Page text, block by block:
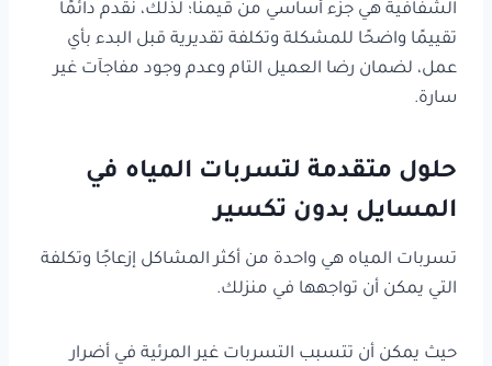
الشفافية هي جزء أساسي من قيمنا؛ لذلك، نقدم دائمًا
تقييمًا واضحًا للمشكلة وتكلفة تقديرية قبل البدء بأي
عمل، لضمان رضا العميل التام وعدم وجود مفاجآت غير
سارة.
حلول متقدمة لتسربات المياه في
المسايل بدون تكسير
تسربات المياه هي واحدة من أكثر المشاكل إزعاجًا وتكلفة
التي يمكن أن تواجهها في منزلك.
حيث يمكن أن تتسبب التسربات غير المرئية في أضرار